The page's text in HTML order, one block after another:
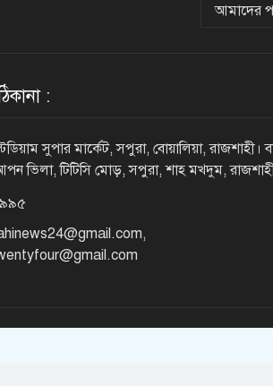
আমাদের
:
সুপার মার্কেট, সপুরা, বোয়ালিয়া, রাজশাহী।
ভিলা, টিটিসি মোড়, সপুরা, শাহ মখদুম,
,